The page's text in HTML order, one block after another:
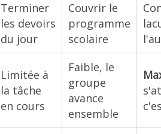
Terminer
les devoirs
du jour
Couvrir le
programme
scolaire
Limitée à
la tâche
en cours
Faible, le
groupe
avance
ensemble